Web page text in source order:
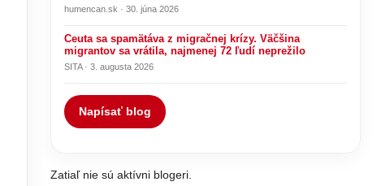
humencan.sk · 30. júna 2026
Ceuta sa spamätáva z migračnej krízy. Väčšina
migrantov sa vrátila, najmenej 72 ľudí neprežilo
SITA · 3. augusta 2026
Napísať blog
Zatiaľ nie sú aktívni blogeri.